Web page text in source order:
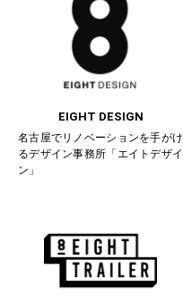
EIGHT DESIGN
名古屋でリノベーションを手がけ
るデザイン事務所「エイトデザイ
ン」